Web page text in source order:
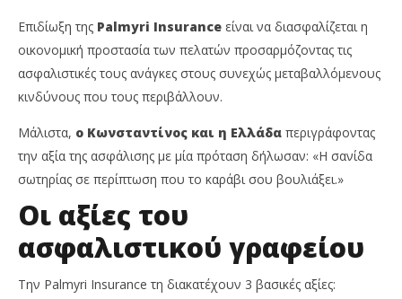
Επιδίωξη της Palmyri Insurance είναι να διασφαλίζεται η
οικονομική προστασία των πελατών προσαρμόζοντας τις
ασφαλιστικές τους ανάγκες στους συνεχώς μεταβαλλόμενους
κινδύνους που τους περιβάλλουν.
Μάλιστα, ο Κωνσταντίνος και η Ελλάδα περιγράφοντας
την αξία της ασφάλισης με μία πρόταση δήλωσαν: «Η σανίδα
σωτηρίας σε περίπτωση που το καράβι σου βουλιάξει.»
Οι αξίες του
ασφαλιστικού γραφείου
Την Palmyri Insurance τη διακατέχουν 3 βασικές αξίες: